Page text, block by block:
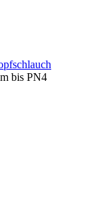
bis PN4